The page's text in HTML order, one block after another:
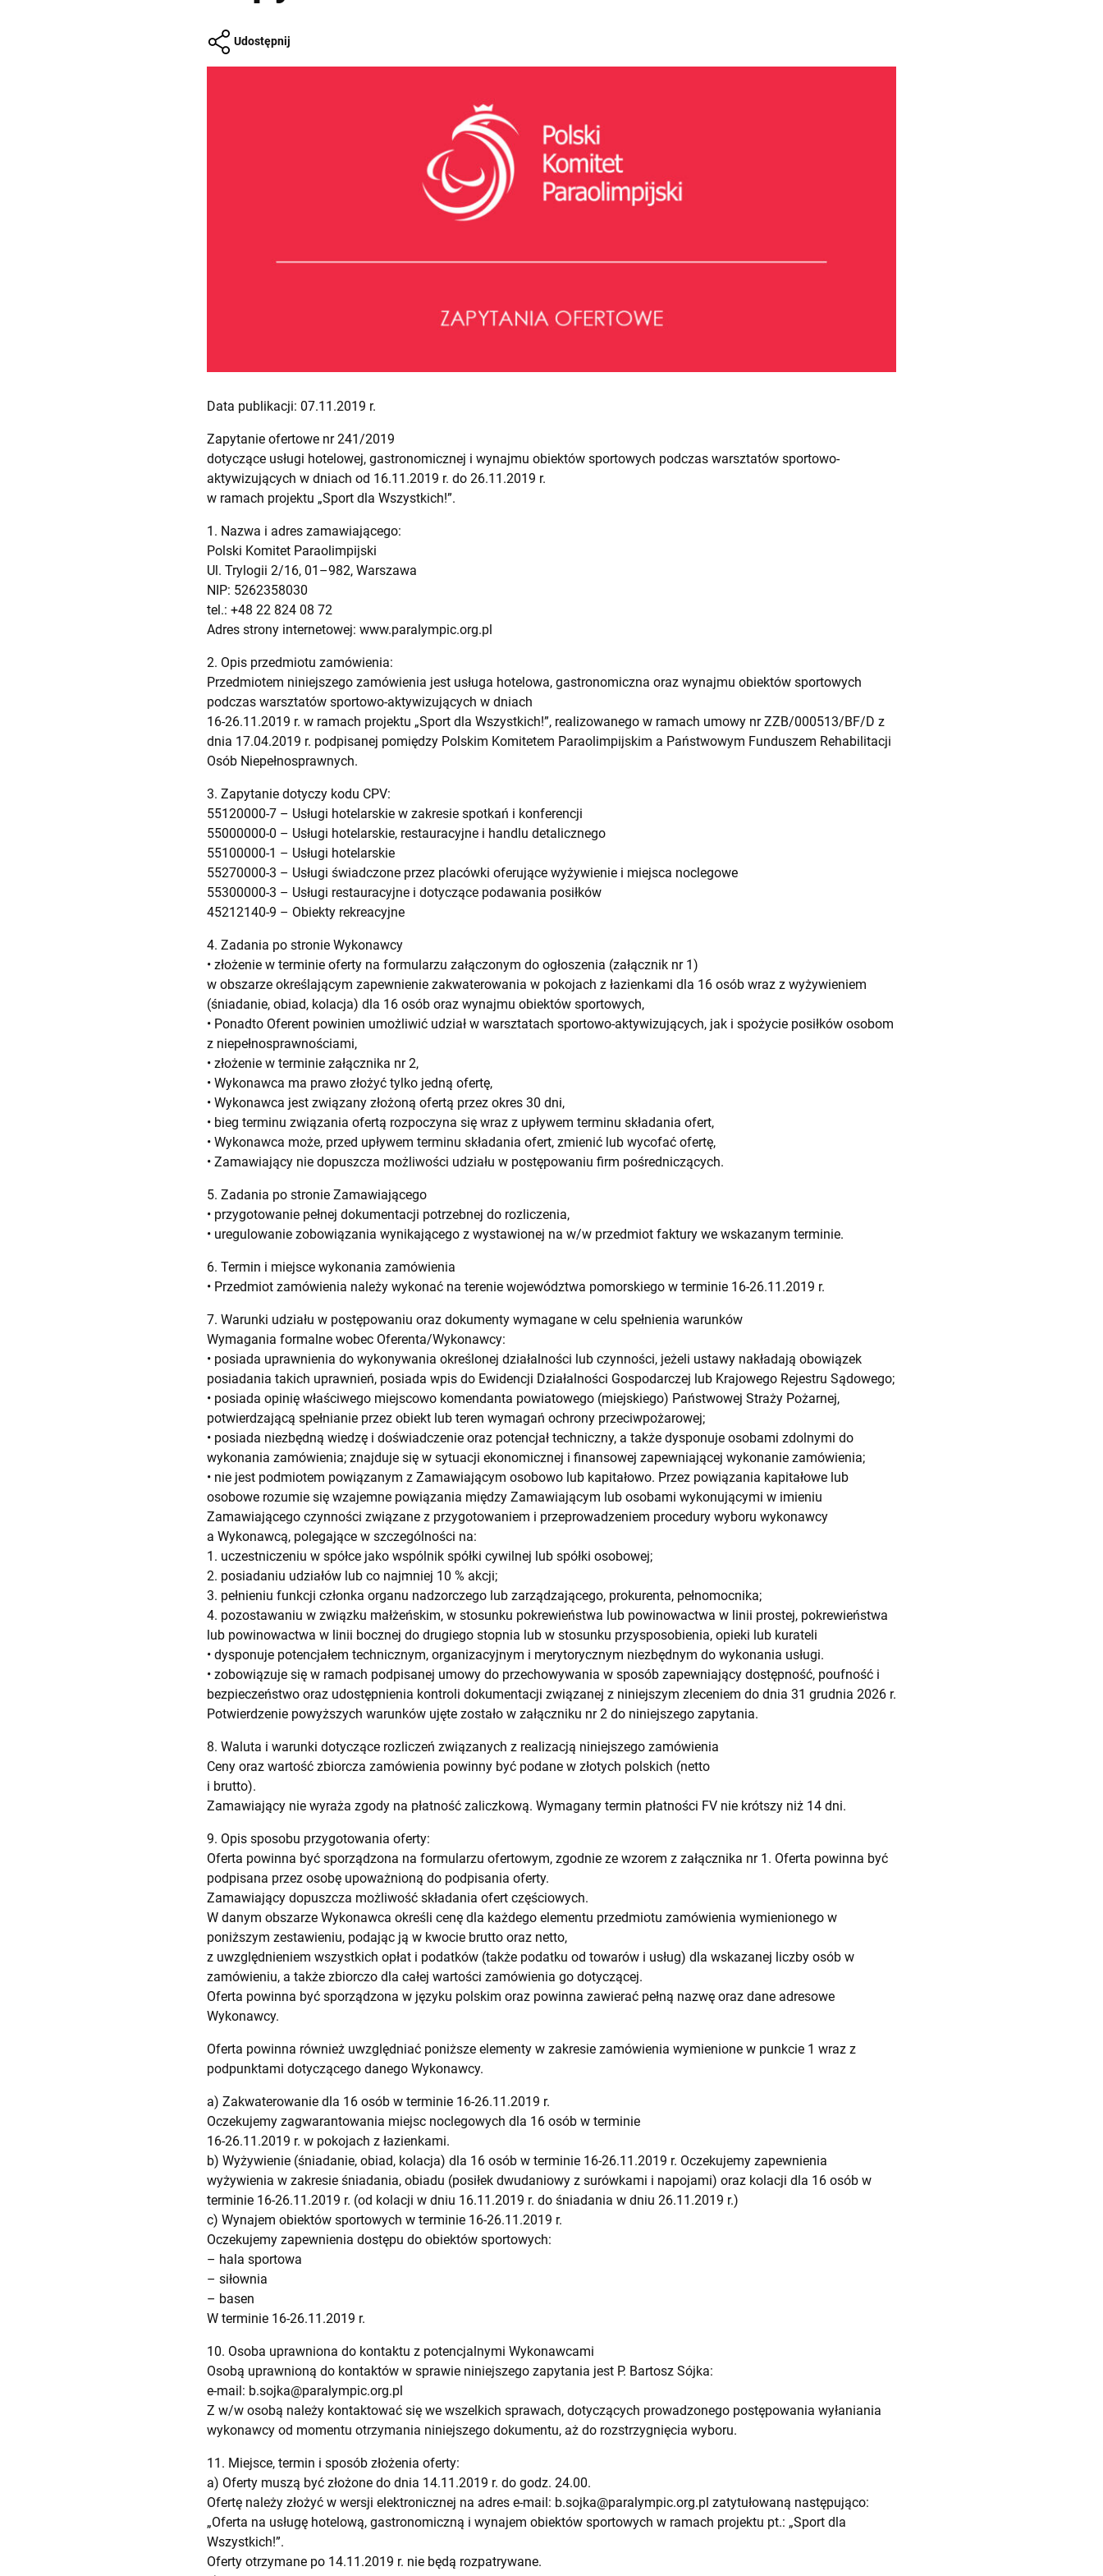
Udostępnij
Data publikacji: 07.11.2019 r.
Zapytanie ofertowe nr 241/2019
dotyczące usługi hotelowej, gastronomicznej i wynajmu obiektów sportowych podczas warsztatów sportowo-
aktywizujących w dniach od 16.11.2019 r. do 26.11.2019 r.
w ramach projektu „Sport dla Wszystkich!”.
1. Nazwa i adres zamawiającego:
Polski Komitet Paraolimpijski
Ul. Trylogii 2/16, 01–982, Warszawa
NIP: 5262358030
tel.: +48 22 824 08 72
Adres strony internetowej: www.paralympic.org.pl
2. Opis przedmiotu zamówienia:
Przedmiotem niniejszego zamówienia jest usługa hotelowa, gastronomiczna oraz wynajmu obiektów sportowych
podczas warsztatów sportowo-aktywizujących w dniach
16-26.11.2019 r. w ramach projektu „Sport dla Wszystkich!”, realizowanego w ramach umowy nr ZZB/000513/BF/D z
dnia 17.04.2019 r. podpisanej pomiędzy Polskim Komitetem Paraolimpijskim a Państwowym Funduszem Rehabilitacji
Osób Niepełnosprawnych.
3. Zapytanie dotyczy kodu CPV:
55120000-7 – Usługi hotelarskie w zakresie spotkań i konferencji
55000000-0 – Usługi hotelarskie, restauracyjne i handlu detalicznego
55100000-1 – Usługi hotelarskie
55270000-3 – Usługi świadczone przez placówki oferujące wyżywienie i miejsca noclegowe
55300000-3 – Usługi restauracyjne i dotyczące podawania posiłków
45212140-9 – Obiekty rekreacyjne
4. Zadania po stronie Wykonawcy
• złożenie w terminie oferty na formularzu załączonym do ogłoszenia (załącznik nr 1)
w obszarze określającym zapewnienie zakwaterowania w pokojach z łazienkami dla 16 osób wraz z wyżywieniem
(śniadanie, obiad, kolacja) dla 16 osób oraz wynajmu obiektów sportowych,
• Ponadto Oferent powinien umożliwić udział w warsztatach sportowo-aktywizujących, jak i spożycie posiłków osobom
z niepełnosprawnościami,
• złożenie w terminie załącznika nr 2,
• Wykonawca ma prawo złożyć tylko jedną ofertę,
• Wykonawca jest związany złożoną ofertą przez okres 30 dni,
• bieg terminu związania ofertą rozpoczyna się wraz z upływem terminu składania ofert,
• Wykonawca może, przed upływem terminu składania ofert, zmienić lub wycofać ofertę,
• Zamawiający nie dopuszcza możliwości udziału w postępowaniu firm pośredniczących.
5. Zadania po stronie Zamawiającego
• przygotowanie pełnej dokumentacji potrzebnej do rozliczenia,
• uregulowanie zobowiązania wynikającego z wystawionej na w/w przedmiot faktury we wskazanym terminie.
6. Termin i miejsce wykonania zamówienia
• Przedmiot zamówienia należy wykonać na terenie województwa pomorskiego w terminie 16-26.11.2019 r.
7. Warunki udziału w postępowaniu oraz dokumenty wymagane w celu spełnienia warunków
Wymagania formalne wobec Oferenta/Wykonawcy:
• posiada uprawnienia do wykonywania określonej działalności lub czynności, jeżeli ustawy nakładają obowiązek
posiadania takich uprawnień, posiada wpis do Ewidencji Działalności Gospodarczej lub Krajowego Rejestru Sądowego;
• posiada opinię właściwego miejscowo komendanta powiatowego (miejskiego) Państwowej Straży Pożarnej,
potwierdzającą spełnianie przez obiekt lub teren wymagań ochrony przeciwpożarowej;
• posiada niezbędną wiedzę i doświadczenie oraz potencjał techniczny, a także dysponuje osobami zdolnymi do
wykonania zamówienia; znajduje się w sytuacji ekonomicznej i finansowej zapewniającej wykonanie zamówienia;
• nie jest podmiotem powiązanym z Zamawiającym osobowo lub kapitałowo. Przez powiązania kapitałowe lub
osobowe rozumie się wzajemne powiązania między Zamawiającym lub osobami wykonującymi w imieniu
Zamawiającego czynności związane z przygotowaniem i przeprowadzeniem procedury wyboru wykonawcy
a Wykonawcą, polegające w szczególności na:
1. uczestniczeniu w spółce jako wspólnik spółki cywilnej lub spółki osobowej;
2. posiadaniu udziałów lub co najmniej 10 % akcji;
3. pełnieniu funkcji członka organu nadzorczego lub zarządzającego, prokurenta, pełnomocnika;
4. pozostawaniu w związku małżeńskim, w stosunku pokrewieństwa lub powinowactwa w linii prostej, pokrewieństwa
lub powinowactwa w linii bocznej do drugiego stopnia lub w stosunku przysposobienia, opieki lub kurateli
• dysponuje potencjałem technicznym, organizacyjnym i merytorycznym niezbędnym do wykonania usługi.
• zobowiązuje się w ramach podpisanej umowy do przechowywania w sposób zapewniający dostępność, poufność i
bezpieczeństwo oraz udostępnienia kontroli dokumentacji związanej z niniejszym zleceniem do dnia 31 grudnia 2026 r.
Potwierdzenie powyższych warunków ujęte zostało w załączniku nr 2 do niniejszego zapytania.
8. Waluta i warunki dotyczące rozliczeń związanych z realizacją niniejszego zamówienia
Ceny oraz wartość zbiorcza zamówienia powinny być podane w złotych polskich (netto
i brutto).
Zamawiający nie wyraża zgody na płatność zaliczkową. Wymagany termin płatności FV nie krótszy niż 14 dni.
9. Opis sposobu przygotowania oferty:
Oferta powinna być sporządzona na formularzu ofertowym, zgodnie ze wzorem z załącznika nr 1. Oferta powinna być
podpisana przez osobę upoważnioną do podpisania oferty.
Zamawiający dopuszcza możliwość składania ofert częściowych.
W danym obszarze Wykonawca określi cenę dla każdego elementu przedmiotu zamówienia wymienionego w
poniższym zestawieniu, podając ją w kwocie brutto oraz netto,
z uwzględnieniem wszystkich opłat i podatków (także podatku od towarów i usług) dla wskazanej liczby osób w
zamówieniu, a także zbiorczo dla całej wartości zamówienia go dotyczącej.
Oferta powinna być sporządzona w języku polskim oraz powinna zawierać pełną nazwę oraz dane adresowe
Wykonawcy.
Oferta powinna również uwzględniać poniższe elementy w zakresie zamówienia wymienione w punkcie 1 wraz z
podpunktami dotyczącego danego Wykonawcy.
a) Zakwaterowanie dla 16 osób w terminie 16-26.11.2019 r.
Oczekujemy zagwarantowania miejsc noclegowych dla 16 osób w terminie
16-26.11.2019 r. w pokojach z łazienkami.
b) Wyżywienie (śniadanie, obiad, kolacja) dla 16 osób w terminie 16-26.11.2019 r. Oczekujemy zapewnienia
wyżywienia w zakresie śniadania, obiadu (posiłek dwudaniowy z surówkami i napojami) oraz kolacji dla 16 osób w
terminie 16-26.11.2019 r. (od kolacji w dniu 16.11.2019 r. do śniadania w dniu 26.11.2019 r.)
c) Wynajem obiektów sportowych w terminie 16-26.11.2019 r.
Oczekujemy zapewnienia dostępu do obiektów sportowych:
– hala sportowa
– siłownia
– basen
W terminie 16-26.11.2019 r.
10. Osoba uprawniona do kontaktu z potencjalnymi Wykonawcami
Osobą uprawnioną do kontaktów w sprawie niniejszego zapytania jest P. Bartosz Sójka:
e-mail: b.sojka@paralympic.org.pl
Z w/w osobą należy kontaktować się we wszelkich sprawach, dotyczących prowadzonego postępowania wyłaniania
wykonawcy od momentu otrzymania niniejszego dokumentu, aż do rozstrzygnięcia wyboru.
11. Miejsce, termin i sposób złożenia oferty:
a) Oferty muszą być złożone do dnia 14.11.2019 r. do godz. 24.00.
Ofertę należy złożyć w wersji elektronicznej na adres e-mail: b.sojka@paralympic.org.pl zatytułowaną następująco:
„Oferta na usługę hotelową, gastronomiczną i wynajem obiektów sportowych w ramach projektu pt.: „Sport dla
Wszystkich!”.
Oferty otrzymane po 14.11.2019 r. nie będą rozpatrywane.